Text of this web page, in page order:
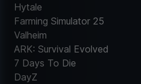
Hytale
Farming Simulator 25
Valheim
ARK: Survival Evolved
7 Days To Die
DayZ